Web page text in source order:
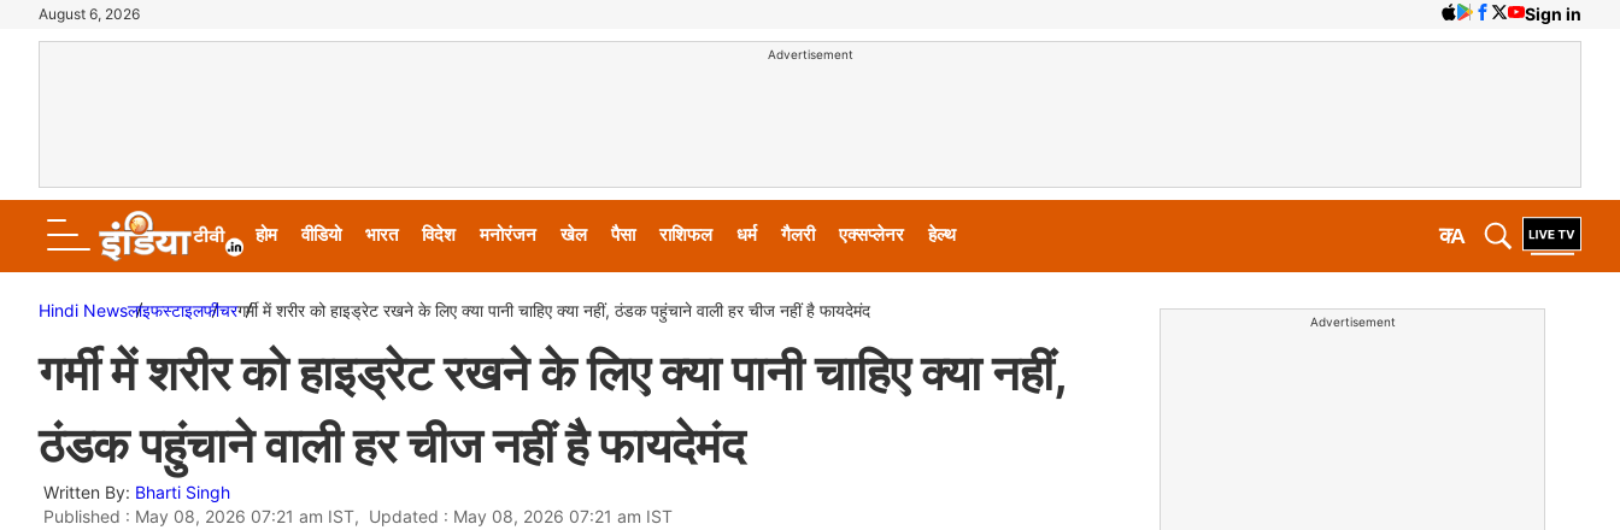
August 6, 2026 Sign in
Advertisement
होम वीडियो भारत विदेश मनोरंजन खेल पैसा राशिफल धर्म गैलरी एक्सप्लेनर हेल्थ A
क
Hindi Newsलाइफस्टाइलफीचरगर्मी में शरीर को हाइड्रेट रखने के लिए क्या पानी चाहिए क्या नहीं, ठंडक पहुंचाने वाली हर चीज नहीं है फायदेमंद
गर्मी में शरीर को हाइड्रेट रखने के लिए क्या पानी चाहिए क्या नहीं,
ठंडक पहुंचाने वाली हर चीज नहीं है फायदेमंद
Written By: Bharti Singh
Published : May 08, 2026 07:21 am IST, Updated : May 08, 2026 07:21 am IST
Advertisement